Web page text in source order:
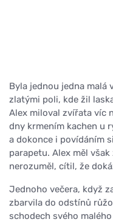
Byla jednou jedna malá
zlatými poli, kde žil
Alex miloval zvířata víc
dny krmením kachen u
a dokonce i povídáním
parapetu. Alex měl
nerozuměl, cítil, že
Jednoho večera, když
zbarvila do odstínů
schodech svého